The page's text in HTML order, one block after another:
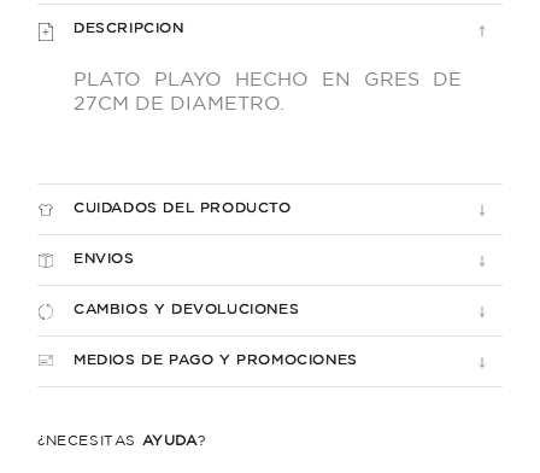
DESCRIPCION
PLATO PLAYO HECHO EN GRES DE
27CM DE DIAMETRO.
CUIDADOS DEL PRODUCTO
ENVIOS
CAMBIOS Y DEVOLUCIONES
MEDIOS DE PAGO Y PROMOCIONES
¿NECESITÁS AYUDA?